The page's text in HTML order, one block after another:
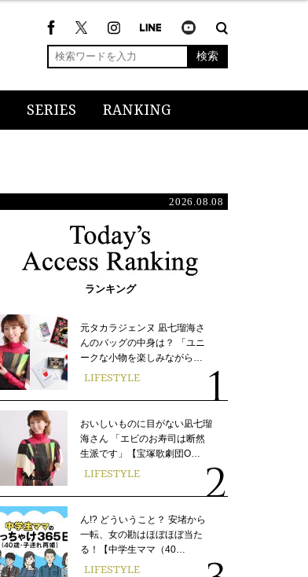
検索
SERIES RANKING
2026.08.08
ランキング
元タカラジェンヌ 凪七瑠海さ
んのバッグの中身は？ 「ユニ
ークな小物を楽しみながら…
LIFESTYLE
おいしいものに目がない凪七瑠
海さん 「エビのお寿司は断然
生派です」【宝塚歌劇団O…
LIFESTYLE
ん!? どういうこと？ 安堵から
一転、女の勘はほぼほぼ当た
る！【中学生ママ（40…
LIFESTYLE